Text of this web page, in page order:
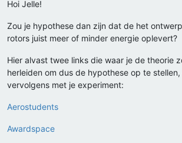
Hoi Jelle!
Zou je hypothese dan zijn dat de het
rotors juist meer of minder energie oplevert?
Hier alvast twee links die waar je de theorie
herleiden om dus de hypothese op te
vervolgens met je experiment:
Aerostudents
Awardspace